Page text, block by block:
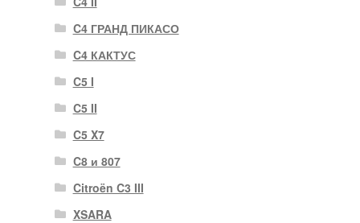
C4 ГРАНД ПИКАСО
C4 КАКТУС
C5 I
C5 II
C5 X7
C8 и 807
Citroën C3 III
XSARA